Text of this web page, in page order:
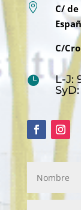

C/
C/

L-J: